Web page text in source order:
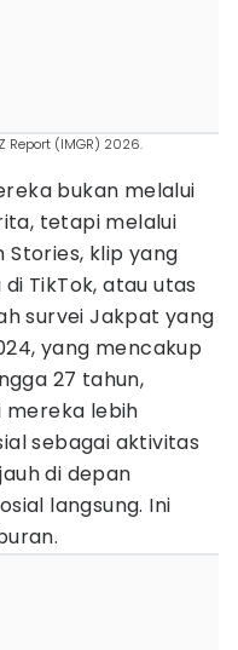
Report (IMGR) 2026.
bukan melalui
tetapi melalui
Stories, klip yang
TikTok, atau utas
survei Jakpat yang
yang mencakup
27 tahun,
mereka lebih
sebagai aktivitas
di depan
langsung. Ini